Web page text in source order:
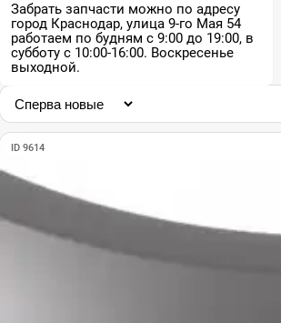
Забрать запчасти можно по адресу
город Краснодар, улица 9-го Мая 54
работаем по будням с 9:00 до 19:00, в
субботу с 10:00-16:00. Воскресенье
выходной.
ID 9614